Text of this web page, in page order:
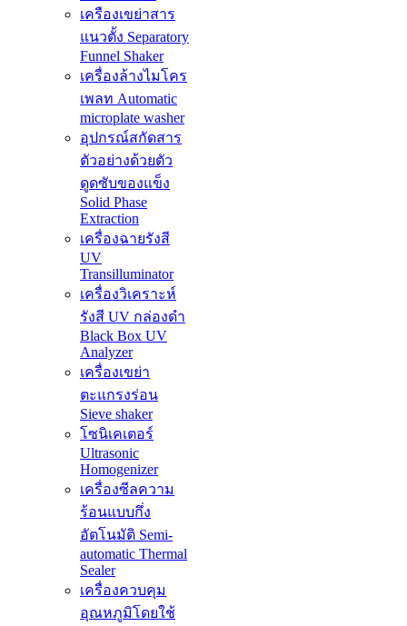
เครืองเขย่าสาร
แนวตั้ง Separatory
Funnel Shaker
เครื่องล้างไมโคร
เพลท Automatic
microplate washer
อุปกรณ์สกัดสาร
ตัวอย่างด้วยตัว
ดูดซับของแข็ง
Solid Phase
Extraction
เครื่องฉายรังสี
UV
Transilluminator
เครื่องวิเคราะห์
รังสี UV กล่องดำ
Black Box UV
Analyzer
เครื่องเขย่า
ตะแกรงร่อน
Sieve shaker
โซนิเคเตอร์
Ultrasonic
Homogenizer
เครื่องซีลความ
ร้อนแบบกึ่ง
อัตโนมัติ Semi-
automatic Thermal
Sealer
เครื่องควบคุม
อุณหภูมิโดยใช้